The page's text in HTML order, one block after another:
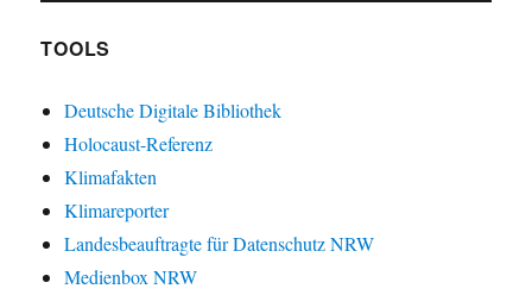
TOOLS
Deutsche Digitale Bibliothek
Holocaust-Referenz
Klimafakten
Klimareporter
Landesbeauftragte für Datenschutz NRW
Medienbox NRW